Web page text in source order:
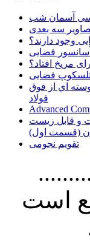
آسمان شب
سه بعدی
وجود دارند؟
آسانسور فضایی
مریخ افتاد؟
اي از فوق
فولاد
Advanced
و قابل زيست
(قسمت اول)
تقویم نجومی
از
است